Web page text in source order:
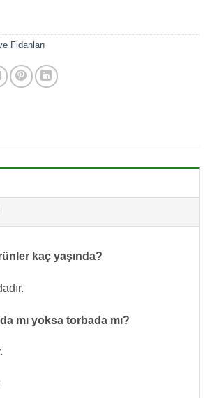
Fidanları
kaç yaşında?
mı yoksa torbada mı?